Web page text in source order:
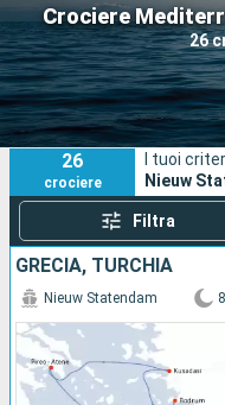
Crociere
26
Le nostre
Mesi di partenza
Porti
26
crociere
I tuoi
Nieuw
Filtra
GRECIA, TURCHIA
Nieuw Statendam